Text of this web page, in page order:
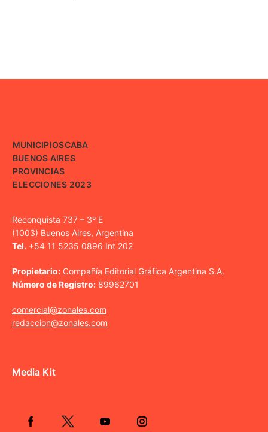
MUNICIPIOSCABA
BUENOS AIRES
PROVINCIAS
ELECCIONES 2023
Reconquista 737 – 3º E
(1003) Buenos Aires, Argentina
Tel. +54 11 5235 0896 Int 202
Propietario: Compañía Editorial Gráfica Argentina S.A.
Número de Registro: 89962701
comercial@zonales.com
redaccion@zonales.com
Media Kit